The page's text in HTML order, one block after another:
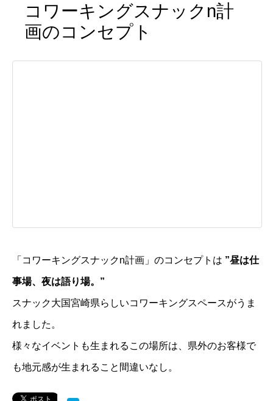
コワーキングスナックn計
画のコンセプト
「コワーキングスナックn計画」のコンセプトは ”昼は仕
事場、夜は語り場。”
スナック大国宮崎県らしいコワーキングスペースがうま
れました。
様々なイベントも生まれるこの場所は、 県外のお客様で
も地元感が生まれること間違いなし。